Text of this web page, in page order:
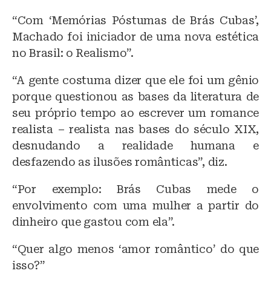
“Com ‘Memórias Póstumas de Brás Cubas’,
Machado foi iniciador de uma nova estética
no Brasil: o Realismo”.
“A gente costuma dizer que ele foi um gênio
porque questionou as bases da literatura de
seu próprio tempo ao escrever um romance
realista – realista nas bases do século XIX,
desnudando a realidade humana e
desfazendo as ilusões românticas”, diz.
“Por exemplo: Brás Cubas mede o
envolvimento com uma mulher a partir do
dinheiro que gastou com ela”.
“Quer algo menos ‘amor romântico’ do que
isso?”